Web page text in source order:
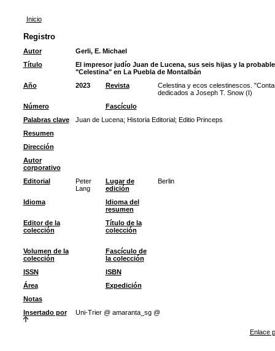
Inicio
Registro
Autor
Gerli, E. Michael
Título
El impresor judío Juan de Lucena, sus seis hijas y la
"Celestina" en La Puebla de Montalbán
Año
2023 Revista
Celestina y ecos celestinescos.
dedicados a Joseph T. Snow (I)
Número
Fascículo
Palabras clave
Juan de Lucena; Historia Editorial; Editio Princeps
Resumen
Dirección
Autor
corporativo
Editorial
Peter
Lang
Lugar de
edición
Berlin
Idioma
Idioma del
resumen
Editor de la
colección
Título de la
colección
Volumen de la
colección
Fascículo de
la colección
ISSN
ISBN
Área
Expedición
Notas
Insertado por
Uni-Trier @ amaranta_sg @
Enlace